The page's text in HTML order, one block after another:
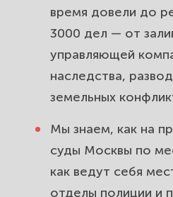
Защита прав
районе
за товар и
Земельные
Границы,
Споры с
время довели до
3000 дел — от
управляющей
наследства,
земельных
Мы знаем, как на
суды Москвы по
как ведут себя
отделы полиции и